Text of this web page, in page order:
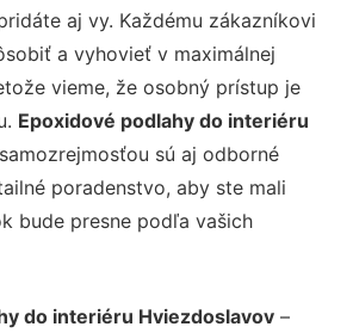
aj vy. Každému zákazníkovi
a vyhovieť v maximálnej
vieme, že osobný prístup je
Epoxidové podlahy do interiéru
sú aj odborné
poradenstvo, aby ste mali
bude presne podľa vašich
do interiéru Hviezdoslavov –